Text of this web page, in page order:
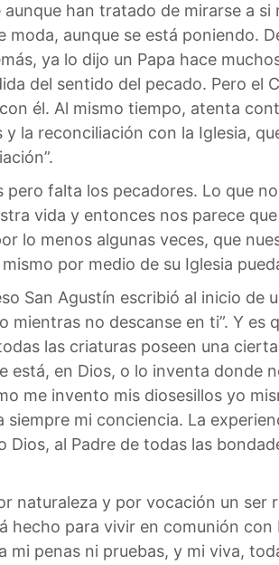
han tratado de mirarse a
moda, aunque se está poniendo.
ya lo dijo un Papa hace
del sentido del pecado. Pero el
él. Al mismo tiempo, atenta
la reconciliación con la Iglesia,
falta los pecadores. Lo que
vida y entonces nos parece
lo menos algunas veces, que
por medio de su Iglesia
San Agustín escribió al inicio de
no descanse en ti”. Y
las criaturas poseen una
está, en Dios, o lo inventa donde
me invento mis diosesillos yo
mi conciencia. La
Dios, al Padre de todas las
naturaleza y por vocación un
hecho para vivir en comunión
penas ni pruebas, y mi viva,